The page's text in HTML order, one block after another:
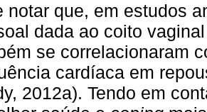
notar que, em estudos
dada ao coito
se correlacionaram
cardíaca em
2012a). Tendo em